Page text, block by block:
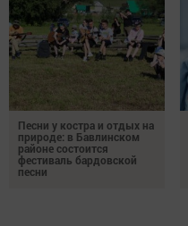
Песни у костра и отдых на
природе: в Бавлинском
районе состоится
фестиваль бардовской
песни